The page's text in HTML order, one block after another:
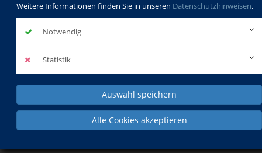
Weitere Informationen finden Sie in unseren Datenschutzhinweisen.
Notwendig
Statistik
Auswahl speichern
Alle Cookies akzeptieren